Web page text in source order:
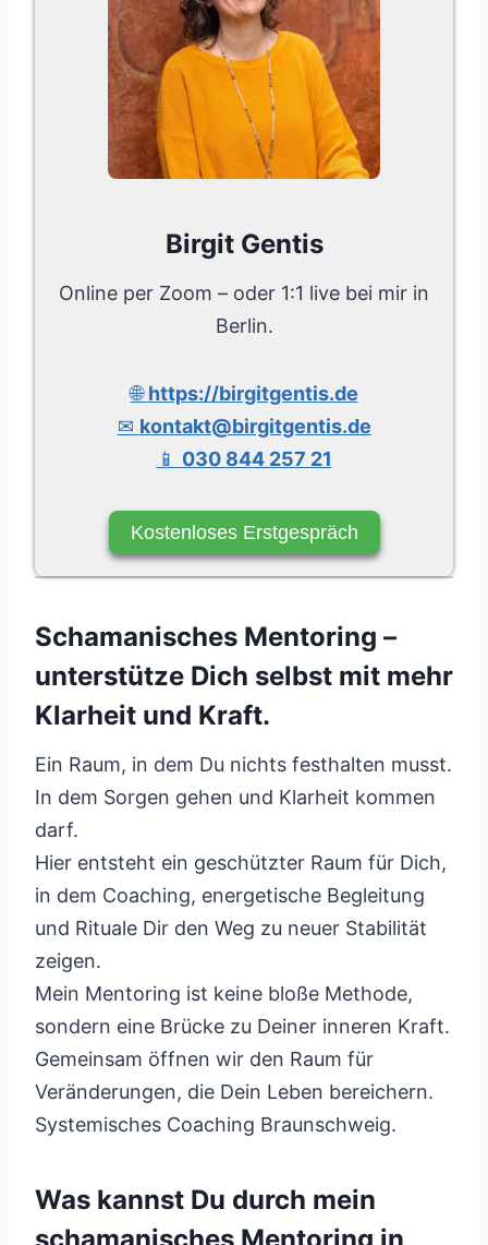
Birgit Gentis
Online per Zoom – oder 1:1 live bei mir in
Berlin.
🌐https://birgitgentis.de
✉ kontakt@birgitgentis.de
📱 030 844 257 21
Kostenloses Erstgespräch
Schamanisches Mentoring –
unterstütze Dich selbst mit mehr
Klarheit und Kraft.
Ein Raum, in dem Du nichts festhalten musst.
In dem Sorgen gehen und Klarheit kommen
darf.
Hier entsteht ein geschützter Raum für Dich,
in dem Coaching, energetische Begleitung
und Rituale Dir den Weg zu neuer Stabilität
zeigen.
Mein Mentoring ist keine bloße Methode,
sondern eine Brücke zu Deiner inneren Kraft.
Gemeinsam öffnen wir den Raum für
Veränderungen, die Dein Leben bereichern.
Systemisches Coaching Braunschweig.
Was kannst Du durch mein